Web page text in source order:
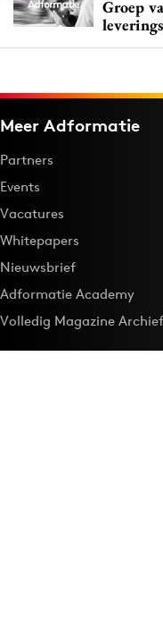
Groep
Meer Adformatie
Partners
Events
Vacatures
Whitepapers
Nieuwsbrief
Adformatie Academy
Volledig Magazine Archief